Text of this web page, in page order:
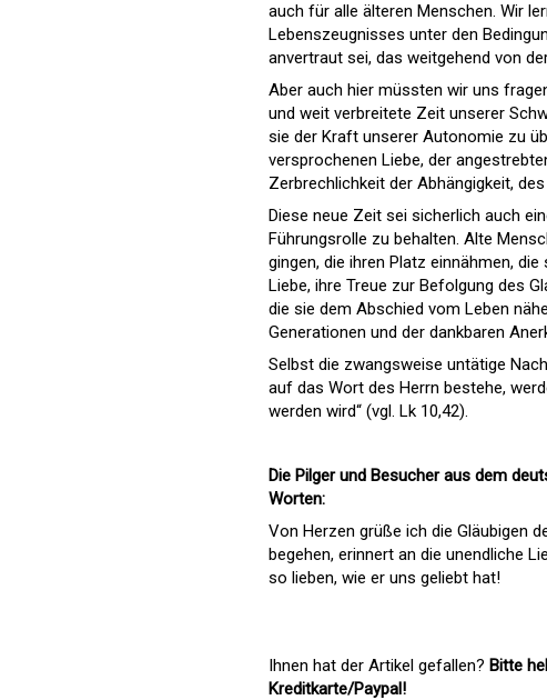
auch für alle älteren Menschen. Wir
Lebenszeugnisses unter den
anvertraut sei, das weitgehend von
Aber auch hier müssten wir uns
und weit verbreitete Zeit unserer
sie der Kraft unserer Autonomie zu
versprochenen Liebe, der
Zerbrechlichkeit der Abhängigkeit,
Diese neue Zeit sei sicherlich auch
Führungsrolle zu behalten. Alte
gingen, die ihren Platz einnähmen,
Liebe, ihre Treue zur Befolgung des
die sie dem Abschied vom Leben
Generationen und der dankbaren
Selbst die zwangsweise untätige
auf das Wort des Herrn bestehe,
werden wird“ (vgl. Lk 10,42).
Die Pilger und Besucher aus dem
Worten:
Von Herzen grüße ich die Gläubigen
begehen, erinnert an die unendliche
so lieben, wie er uns geliebt hat!
Ihnen hat der Artikel gefallen? Bitte
Kreditkarte/Paypal!